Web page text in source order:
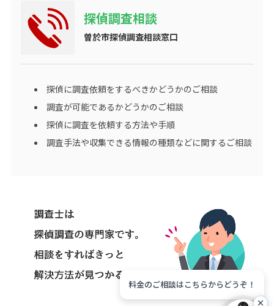
探偵調査相談
曽於市探偵調査相談窓口
探偵に調査依頼をするべきかどうかのご相談
調査が可能であるかどうかのご相談
探偵に調査を依頼する方法や手順
調査手法や収集できる情報の種類などに関するご相談
料金のご相談はこちらからどうぞ！